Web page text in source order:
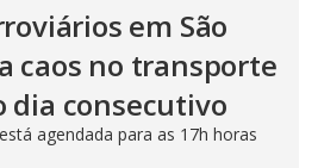
em São
caos no transporte
dia consecutivo
agendada para as 17h horas